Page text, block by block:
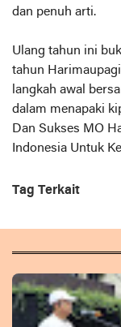
dan penuh arti.
Ulang tahun ini
tahun
langkah awal
dalam menapaki
Dan Sukses MO
Indonesia Untuk
Tag Terkait